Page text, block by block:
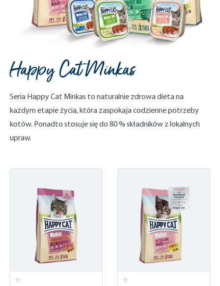
Happy Cat Minkas
Seria Happy Cat Minkas to naturalnie zdrowa dieta na
każdym etapie życia, która zaspokaja codzienne potrzeby
kotów. Ponadto stosuje się do 80 % składników z lokalnych
upraw.